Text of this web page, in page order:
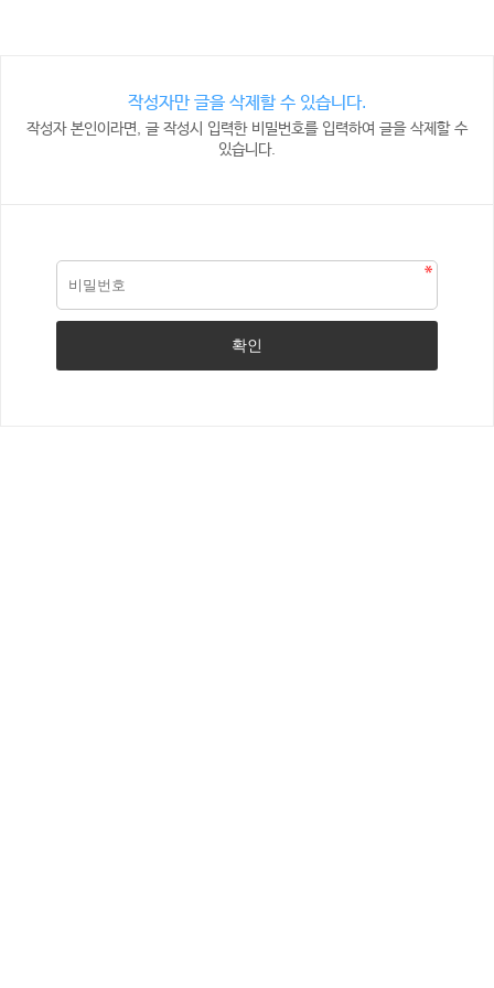
작성자만 글을 삭제할 수 있습니다.
작성자 본인이라면, 글 작성시 입력한 비밀번호를 입력하여 글을 삭제할 수
있습니다.